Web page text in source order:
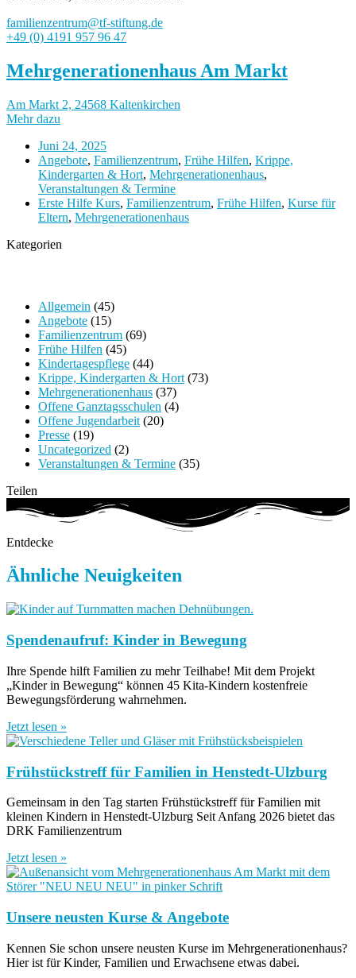
familienzentrum@tf-stiftung.de
+49 (0) 4191 957 96 47
Mehrgenerationenhaus Am Markt
Am Markt 2, 24568 Kaltenkirchen
Mehr dazu
Juni 24, 2025
Angebote, Familienzentrum, Frühe Hilfen, Krippe,
Kindergarten & Hort, Mehrgenerationenhaus,
Veranstaltungen & Termine
Erste Hilfe Kurs, Familienzentrum, Frühe Hilfen, Kurse für
Eltern, Mehrgenerationenhaus
Kategorien
Allgemein (45)
Angebote (15)
Familienzentrum (69)
Frühe Hilfen (45)
Kindertagespflege (44)
Krippe, Kindergarten & Hort (73)
Mehrgenerationenhaus (37)
Offene Ganztagsschulen (4)
Offene Jugendarbeit (20)
Presse (19)
Uncategorized (2)
Veranstaltungen & Termine (35)
Teilen
Entdecke
Ähnliche Neuigkeiten
Spendenaufruf: Kinder in Bewegung
Ihre Spende hilft Familien zu mehr Teilhabe! Mit dem Projekt
„Kinder in Bewegung“ können 45 Kita-Kindern kostenfreie
Bewegungsförderung wahrnehmen.
Jetzt lesen »
Frühstückstreff für Familien in Henstedt-Ulzburg
Gemeinsam in den Tag starten Frühstückstreff für Familien mit
kleinen Kindern in Henstedt-Ulzburg Seit Anfang 2026 bietet das
DRK Familienzentrum
Jetzt lesen »
Unsere neusten Kurse & Angebote
Kennen Sie schon unsere neusten Kurse im Mehrgenerationenhaus?
Hier ist für Kinder, Familien und Erwachsene etwas dabei.